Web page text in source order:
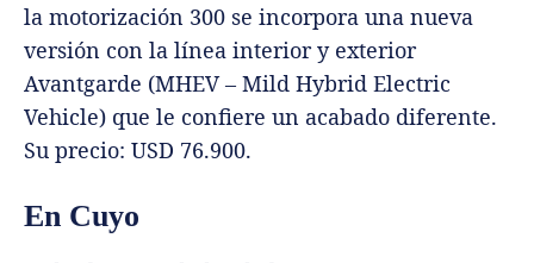
la motorización 300 se incorpora una nueva
versión con la línea interior y exterior
Avantgarde (MHEV – Mild Hybrid Electric
Vehicle) que le confiere un acabado diferente.
Su precio: USD 76.900.
En Cuyo